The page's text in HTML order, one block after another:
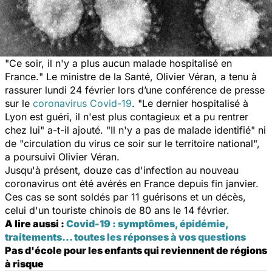
"Ce soir, il n'y a plus aucun malade hospitalisé en
France." Le ministre de la Santé, Olivier Véran, a tenu à
rassurer lundi 24 février lors d’une conférence de presse
sur le coronavirus Covid-19. "Le dernier hospitalisé à
Lyon est guéri, il n'est plus contagieux et a pu rentrer
chez lui" a-t-il ajouté. "Il n'y a pas de malade identifié" ni
de "circulation du virus ce soir sur le territoire national",
a poursuivi Olivier Véran.
Jusqu'à présent, douze cas d'infection au nouveau
coronavirus ont été avérés en France depuis fin janvier.
Ces cas se sont soldés par 11 guérisons et un décès,
celui d'un touriste chinois de 80 ans le 14 février.
A lire aussi : Covid-19 : symptômes, épidémie,
traitements... toutes les réponses à vos questions
Pas d'école pour les enfants qui reviennent de régions
à risque